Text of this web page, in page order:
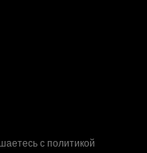
с политикой